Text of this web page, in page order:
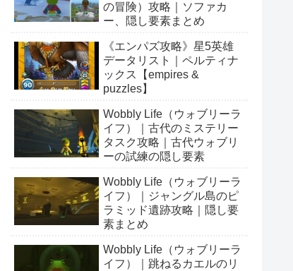
の冒険）攻略｜ソファカ
ー、隠し要素まとめ
《エンパズ攻略》星5英雄
データリスト｜ペルティナ
ックス【empires &
puzzles】
Wobbly Life（ウォブリーラ
イフ）｜古代のミステリー
タスク攻略｜古代ウォブリ
ーの試練の隠し要素
Wobbly Life（ウォブリーラ
イフ）｜ジャングル島のピ
ラミッド遺跡攻略｜隠し要
素まとめ
Wobbly Life（ウォブリーラ
イフ）｜跳ねるカエルのリ